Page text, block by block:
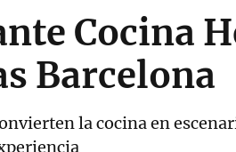
Cocina
Barcelona
la cocina en